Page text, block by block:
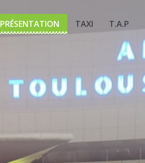
PRÉSENTATION TAXI T.A.P